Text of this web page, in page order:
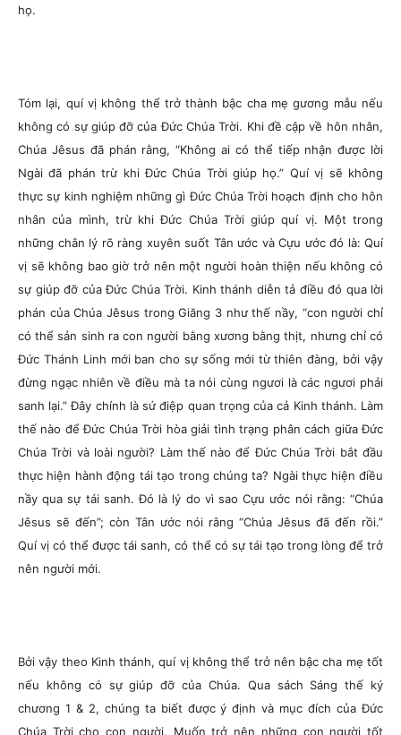
họ.
Tóm lại, quí vị không thể trở thành bậc cha mẹ gương mẫu nếu
không có sự giúp đỡ của Đức Chúa Trời. Khi đề cập về hôn nhân,
Chúa Jêsus đã phán rằng, “Không ai có thể tiếp nhận được lời
Ngài đã phán trừ khi Đức Chúa Trời giúp họ.” Quí vị sẽ không
thực sự kinh nghiệm những gì Đức Chúa Trời hoạch định cho hôn
nhân của mình, trừ khi Đức Chúa Trời giúp quí vị. Một trong
những chân lý rõ ràng xuyên suốt Tân ước và Cựu ước đó là: Quí
vị sẽ không bao giờ trở nên một người hoàn thiện nếu không có
sự giúp đỡ của Đức Chúa Trời. Kinh thánh diễn tả điều đó qua lời
phán của Chúa Jêsus trong Giăng 3 như thế nầy, “con người chỉ
có thể sản sinh ra con người bằng xương bằng thịt, nhưng chỉ có
Đức Thánh Linh mới ban cho sự sống mới từ thiên đàng, bởi vậy
đừng ngạc nhiên về điều mà ta nói cùng ngươi là các ngươi phải
sanh lại.” Đây chính là sứ điệp quan trọng của cả Kinh thánh. Làm
thế nào để Đức Chúa Trời hòa giải tình trạng phân cách giữa Đức
Chúa Trời và loài người? Làm thế nào để Đức Chúa Trời bắt đầu
thực hiện hành động tái tạo trong chúng ta? Ngài thực hiện điều
nầy qua sự tái sanh. Đó là lý do vì sao Cựu ước nói rằng: “Chúa
Jêsus sẽ đến”; còn Tân ước nói rằng “Chúa Jêsus đã đến rồi.”
Quí vị có thể được tái sanh, có thể có sự tái tạo trong lòng để trở
nên người mới.
Bởi vậy theo Kinh thánh, quí vị không thể trở nên bậc cha mẹ tốt
nếu không có sự giúp đỡ của Chúa. Qua sách Sáng thế ký
chương 1 & 2, chúng ta biết được ý định và mục đích của Đức
Chúa Trời cho con người. Muốn trở nên những con người tốt